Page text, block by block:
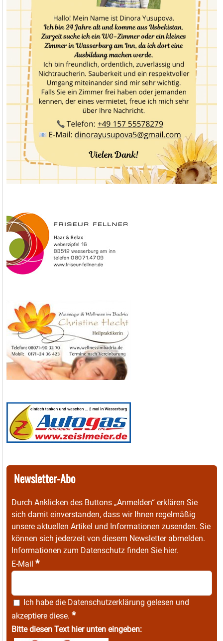
Newsletter-Abo
Durch Anklicken des Buttons „Anmelden“ erklären Sie
sich damit einverstanden, dass wir Ihnen regelmäßig
unsere aktuellen Artikel und Informationen zusenden. Sie
können sich jederzeit von diesem Newsletter abmelden.
Informationen zum Datenschutz finden Sie hier.
E-Mail *
Ich habe die Datenschutzerklärung gelesen und
akzeptiere diese. *
Bitte diesen Text hier unten eingeben: